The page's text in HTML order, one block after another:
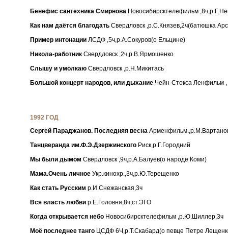
Бенефис сантехника Смирнова Новосибирсктелефильм
Как нам даётся благодать Свердловск ,р.С.Князев,2ч(батюшка
Пример интонации ЛСДФ ,5ч,р.А.Сокуров(о Ельцине)
Никола-работник Свердловск ,2ч,р.В.Ярмошенко
Слышу и умолкаю Свердловск ,р.Н.Микитась
Большой концерт народов, или дыхание Чейн-Стокса Ленфильм
1992 ГОД
Сергей Параджанов. Последняя весна
Танцверанда им.Ф.Э.Дзержинского Риск,р.Г.Городний
Мы были дымом Свердловск ,9ч,р.А.Балуев(о народе Коми)
Мама.Очень личное Укр.кинохр.,3ч,р.Ю.Терещенко
Как стать Русским р.И.Снежанская,3ч
Вся власть любви р.Е.Головня,8ч,ст.ЭГО
Когда открывается небо Новосибирсктелефильм ,р.Ю.Шиллер,3ч
Моё последнее танго ЦСДФ 6Ч,р.Т.Скабард(о певце Петре